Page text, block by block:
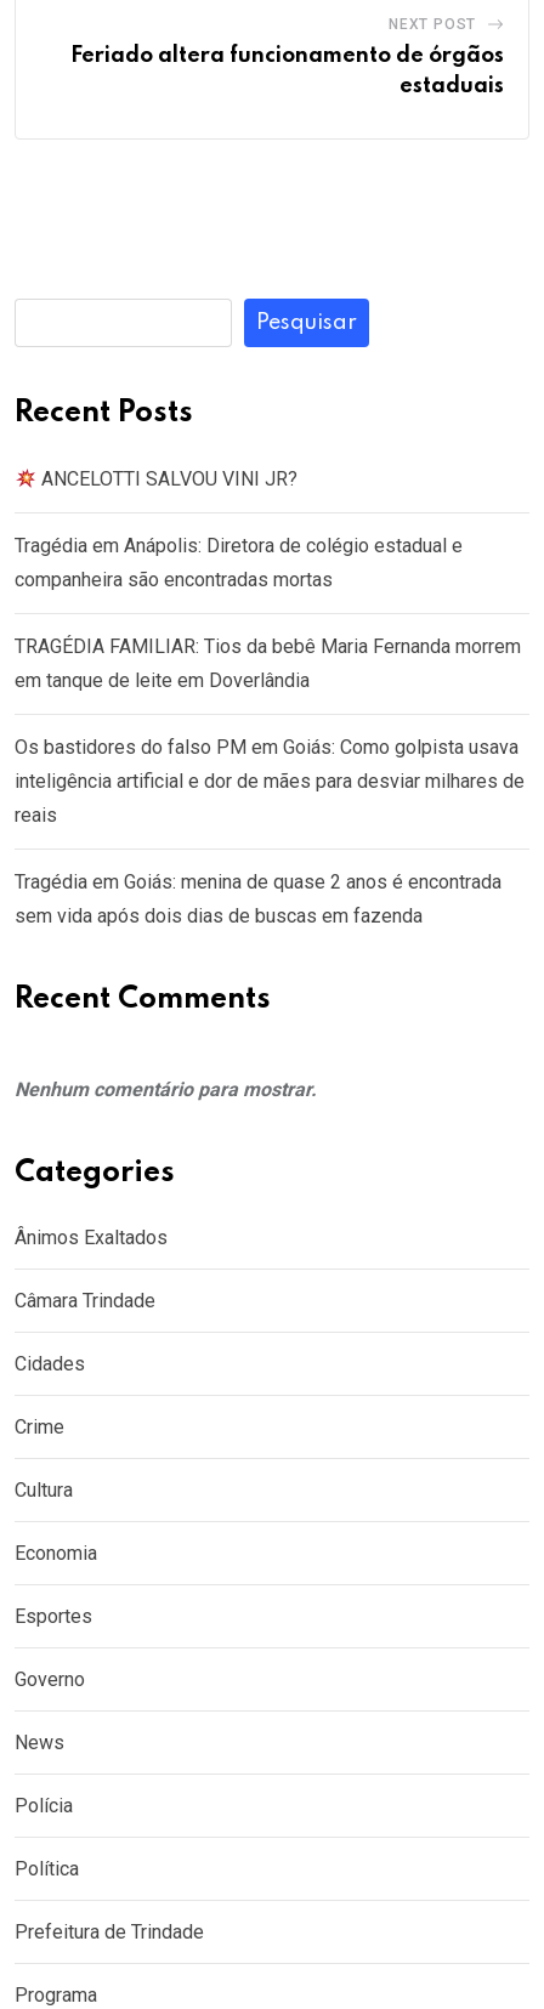
NEXT POST
Feriado altera funcionamento de órgãos
estaduais
Pesquisar
Recent Posts
ANCELOTTI SALVOU VINI JR?
Tragédia em Anápolis: Diretora de colégio estadual e
companheira são encontradas mortas
TRAGÉDIA FAMILIAR: Tios da bebê Maria Fernanda morrem
em tanque de leite em Doverlândia
Os bastidores do falso PM em Goiás: Como golpista usava
inteligência artificial e dor de mães para desviar milhares de
reais
Tragédia em Goiás: menina de quase 2 anos é encontrada
sem vida após dois dias de buscas em fazenda
Recent Comments
Nenhum comentário para mostrar.
Categories
Ânimos Exaltados
Câmara Trindade
Cidades
Crime
Cultura
Economia
Esportes
Governo
News
Polícia
Política
Prefeitura de Trindade
Programa